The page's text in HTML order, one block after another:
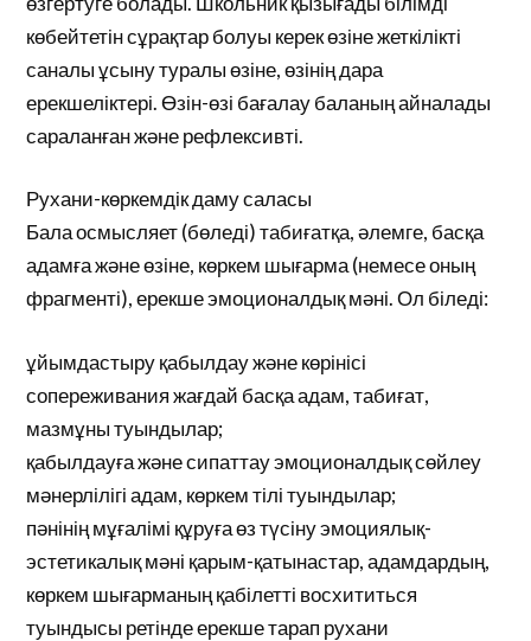
көбейтетін сұрақтар болуы керек өзіне жеткілікті
саналы ұсыну туралы өзіне, өзінің дара
ерекшеліктері. Өзін-өзі бағалау баланың айналады
сараланған және рефлексивті.
Рухани-көркемдік даму саласы
Бала осмысляет (бөледі) табиғатқа, әлемге, басқа
адамға және өзіне, көркем шығарма (немесе оның
фрагменті), ерекше эмоционалдық мәні. Ол біледі:
ұйымдастыру қабылдау және көрінісі
сопереживания жағдай басқа адам, табиғат,
мазмұны туындылар;
қабылдауға және сипаттау эмоционалдық сөйлеу
мәнерлілігі адам, көркем тілі туындылар;
пәнінің мұғалімі құруға өз түсіну эмоциялық-
эстетикалық мәні қарым-қатынастар, адамдардың,
көркем шығарманың қабілетті восхититься
туындысы ретінде ерекше тарап рухани